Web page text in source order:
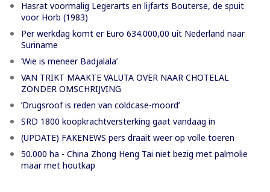
Hasrat voormalig Legerarts en lijfarts Bouterse, de spuit
voor Horb (1983)
Per werkdag komt er Euro 634.000,00 uit Nederland naar
Suriname
‘Wie is meneer Badjalala’
VAN TRIKT MAAKTE VALUTA OVER NAAR CHOTELAL
ZONDER OMSCHRIJVING
’Drugsroof is reden van coldcase-moord’
SRD 1800 koopkrachtversterking gaat vandaag in
(UPDATE) FAKENEWS pers draait weer op volle toeren
50.000 ha - China Zhong Heng Tai niet bezig met palmolie
maar met houtkap